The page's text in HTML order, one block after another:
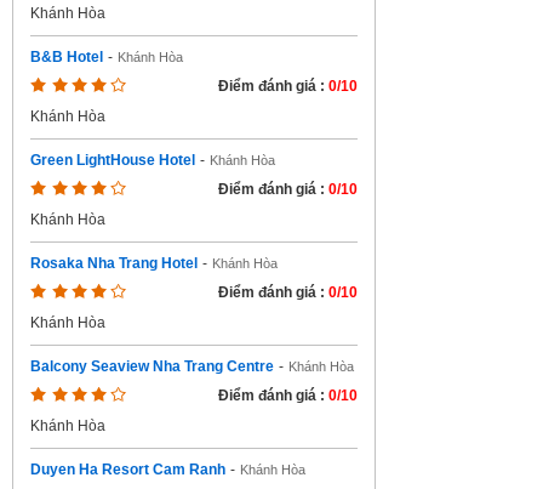
Khánh Hòa
B&B Hotel - Khánh Hòa
Điểm đánh giá : 0/10
Khánh Hòa
Green LightHouse Hotel - Khánh Hòa
Điểm đánh giá : 0/10
Khánh Hòa
Rosaka Nha Trang Hotel - Khánh Hòa
Điểm đánh giá : 0/10
Khánh Hòa
Balcony Seaview Nha Trang Centre - Khánh Hòa
Điểm đánh giá : 0/10
Khánh Hòa
Duyen Ha Resort Cam Ranh - Khánh Hòa